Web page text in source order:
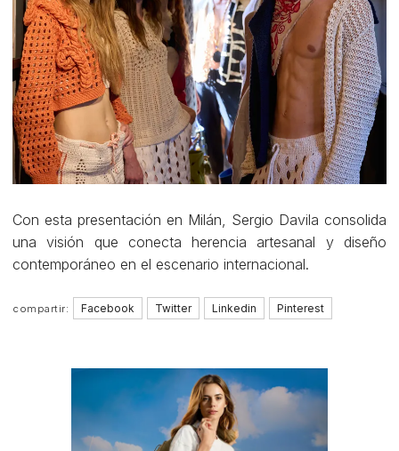
Con esta presentación en Milán, Sergio Davila consolida
una visión que conecta herencia artesanal y diseño
contemporáneo en el escenario internacional.
compartir: Facebook Twitter Linkedin Pinterest